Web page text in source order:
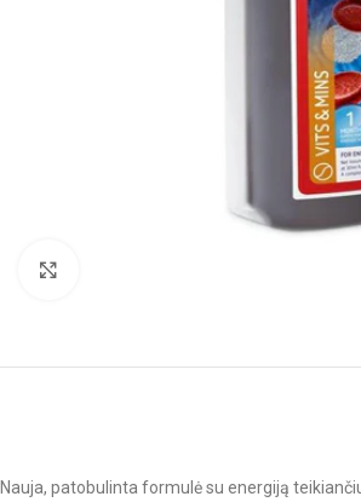
Nauja, patobulinta formulė su energiją